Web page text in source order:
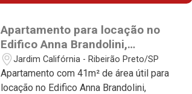
Apartamento para locação no
Edifico Anna Brandolini,
próximo ao Ribeirão Shopping -
Ribeirão Preto/SP.
Jardim Califórnia - Ribeirão Preto/SP
Apartamento com 41m² de área útil para
locação no Edifico Anna Brandolini,